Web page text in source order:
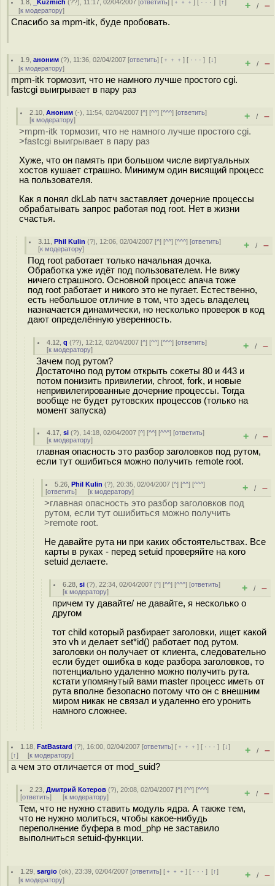
1.8 _Kuzmich (??), 11:17, 02/04/2007 [ответить ﹢﹢﹢ · · · ↑
[к модератору] + / –
Спасибо за mpm-itk, буде пробовать.
1.9 ,аноним (?), 11:36, 02/04/2007 [ответить] [ ﹢﹢﹢] [ · · ·][↓]
[к модератору] + / –
mpm-itk тормозит, что не намного лучше простого cgi.
fastcgi выигрывает в пару раз
2.10 ,Аноним (-), 11:54, 02/04/2007 [^] [^^] [^^^] [ответить]
[к модератору] + / –
>mpm-itk тормозит, что не намного лучше простого cgi.
>fastcgi выигрывает в пару раз
Хуже, что он память при большом числе виртуальных
хостов кушает страшно. Минимум один висящий процесс
на пользователя.
Как я понял dkLab патч заставляет дочерние процессы
обрабатывать запрос работая под root. Нет в жизни
счастья.
3.11 ,Phil Kulin (?), 12:06, 02/04/2007 [^] [^^] [^^^] [ответить]
[к модератору] + / –
Под root работает только начальная дочка.
Обработка уже идёт под пользователем. Не вижу
ничего страшного. Основной процесс апача тоже
под root работает и никого это не пугает. Естественно,
есть небольшое отличие в том, что здесь владелец
назначается динамически, но несколько проверок в код
дают определённую уверенность.
4.12 ,q (??), 12:12, 02/04/2007 [^] [^^] [^^^] [ответить]
[к модератору] + / –
Зачем под рутом?
Достаточно под рутом открыть сокеты 80 и 443 и
потом понизить привилегии, chroot, fork, и новые
непривилегированные дочерние процессы. Тогда
вообще не будет рутовских процессов (только на
момент запуска)
4.17 ,si (?), 14:18, 02/04/2007 [^] [^^] [^^^] [ответить]
[к модератору] + / –
главная опасность это разбор заголовков под рутом,
если тут ошибиться можно получить remote root.
5.26 ,Phil Kulin (?), 20:35, 02/04/2007 [^] [^^] [^^^]
[ответить] [к модератору] + / –
>главная опасность это разбор заголовков под
рутом, если тут ошибиться можно получить
>remote root.
Не давайте рута ни при каких обстоятельствах. Все
карты в руках - перед setuid проверяйте на кого
setuid делаете.
6.28 ,si (?), 22:34, 02/04/2007 [^] [^^] [^^^] [ответить]
[к модератору] + / –
причем ту давайте/ не давайте, я несколько о
другом
тот child который разбирает заголовки, ищет какой
это vh и делает set*id() работает под рутом.
заголовки он получает от клиента, следовательно
если будет ошибка в коде разбора заголовков, то
потенциально удаленно можно получить рута.
кстати упомянутый вами master процесс иметь от
рута вполне безопасно потому что он с внешним
миром никак не связал и удаленно его уронить
намного сложнее.
1.18 ,FatBastard (?), 16:00, 02/04/2007 [ответить] [ ﹢﹢﹢] [ · · ·][↓]
[↑] [к модератору] + / –
а чем это отличается от mod_suid?
2.23 ,Дмитрий Котеров (?), 20:08, 02/04/2007 [^] [^^] [^^^]
[ответить] [к модератору] + / –
Тем, что не нужно ставить модуль ядра. А также тем,
что не нужно молиться, чтобы какое-нибудь
переполнение буфера в mod_php не заставило
выполниться setuid-функции.
1.29 ,sargio (ok), 23:39, 02/04/2007 [ответить] [ ﹢﹢﹢] [ · · ·][↑]
[к модератору] + / –